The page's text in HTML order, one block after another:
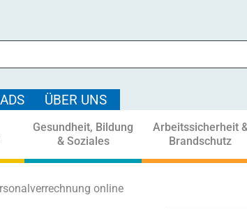
ÜBER UNS
Gesundheit, Bildung
& Soziales
Arbeitssicherheit
Brandschutz
online